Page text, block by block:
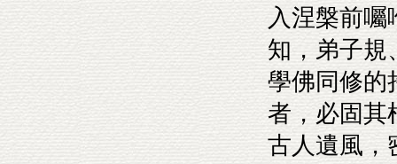
入涅槃前囑
知，弟子規
學佛同修的
者，必固其
古人遺風，